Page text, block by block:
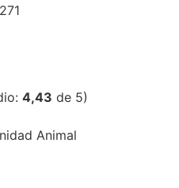
4,43 de 5)
Animal